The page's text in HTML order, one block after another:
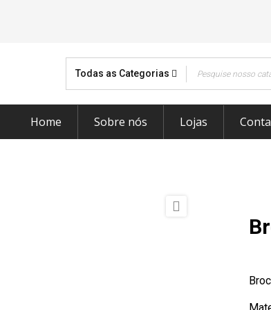
Todas as Categorias
Home Sobre nós Lojas
